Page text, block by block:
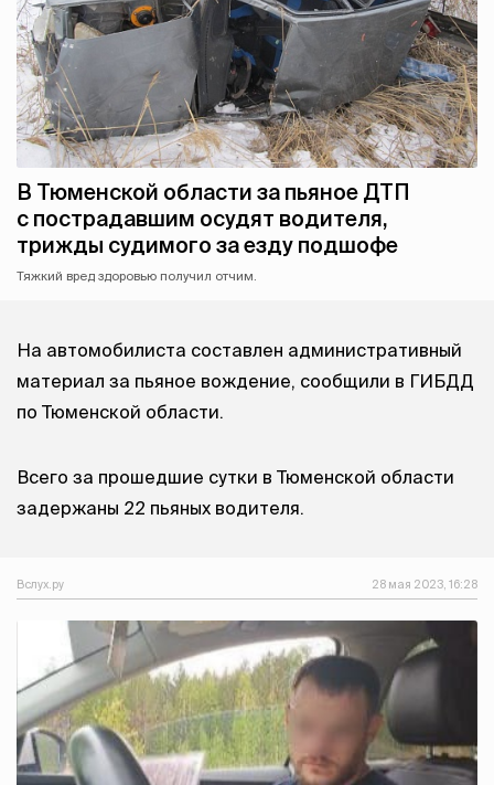
В Тюменской области за пьяное ДТП
с пострадавшим осудят водителя,
трижды судимого за езду подшофе
Тяжкий вред здоровью получил отчим.
На автомобилиста составлен административный
материал за пьяное вождение, сообщили в ГИБДД
по Тюменской области.
Всего за прошедшие сутки в Тюменской области
задержаны 22 пьяных водителя.
Вслух.ру 28 мая 2023, 16:28